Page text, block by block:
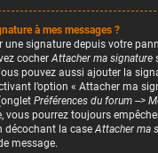
à mes messages ?
une signature depuis votre
cocherAttacher ma signature
pouvez aussi ajouter la
l’option « Attacher ma
Préférences du forum -->
vous pourrez toujours
décochant la caseAttacher ma
message.